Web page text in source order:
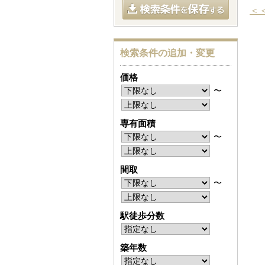
＜
検索条件の追加・変更
価格
〜
専有面積
〜
間取
〜
駅徒歩分数
築年数